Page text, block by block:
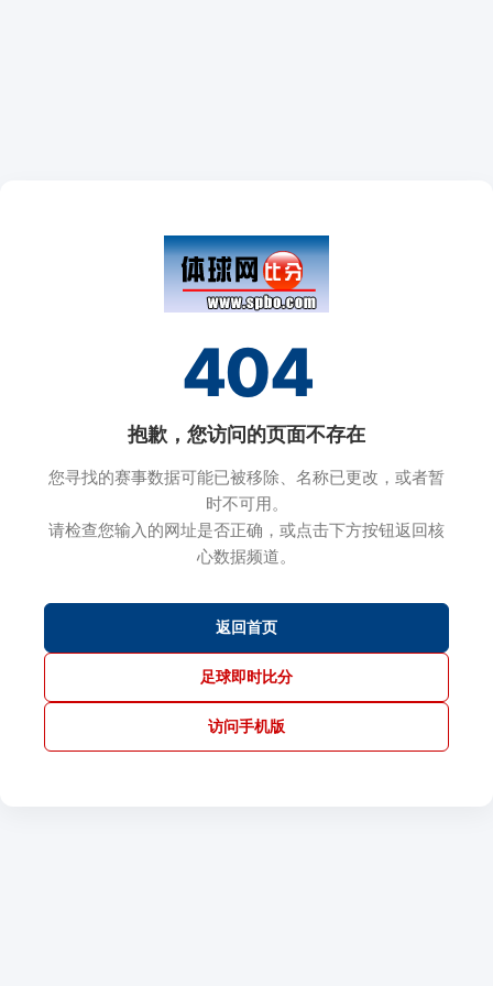
404
抱歉，您访问的页面不存在
您寻找的赛事数据可能已被移除、名称已更改，或者暂
时不可用。
请检查您输入的网址是否正确，或点击下方按钮返回核
心数据频道。
返回首页
足球即时比分
访问手机版